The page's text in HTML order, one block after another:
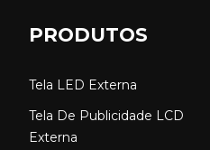
PRODUTOS
Tela LED Externa
Tela De Publicidade LCD
Externa